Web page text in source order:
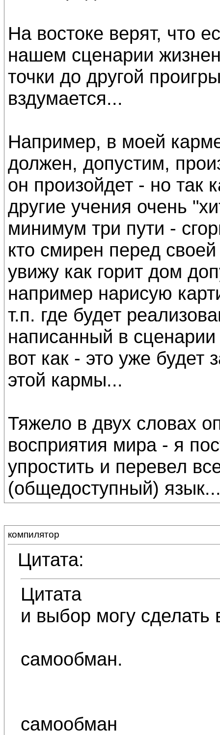
На востоке верят, что
нашем сценарии
точки до другой
вздумается...
Например, в моей
должен, допустим,
он произойдет - но так
другие учения очень
минимум три пути -
кто смирен перед
увижу как горит дом
например нарисую
т.п. где будет
написанный в
вот как - это уже будет
этой кармы...
Тяжело в двух словах
восприятия мира - я
упростить и перевел
(общедоступный)
компилятор
Цитата:
Цитата
и выбор могу сделать
самообман.
самообман